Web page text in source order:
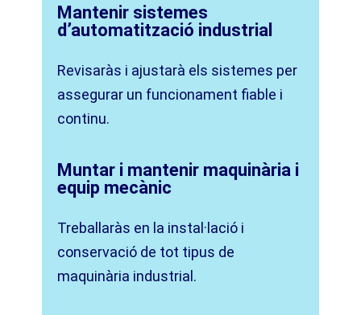
Mantenir sistemes
d’automatització industrial
Revisaràs i ajustarà els sistemes per
assegurar un funcionament fiable i
continu.
Muntar i mantenir maquinària i
equip mecànic
Treballaràs en la instal·lació i
conservació de tot tipus de
maquinària industrial.